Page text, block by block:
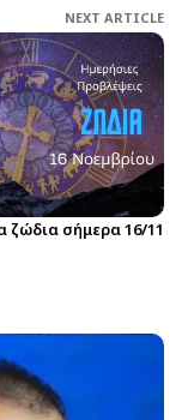
NEXT ARTICLE
ζώδια σήμερα 16/11